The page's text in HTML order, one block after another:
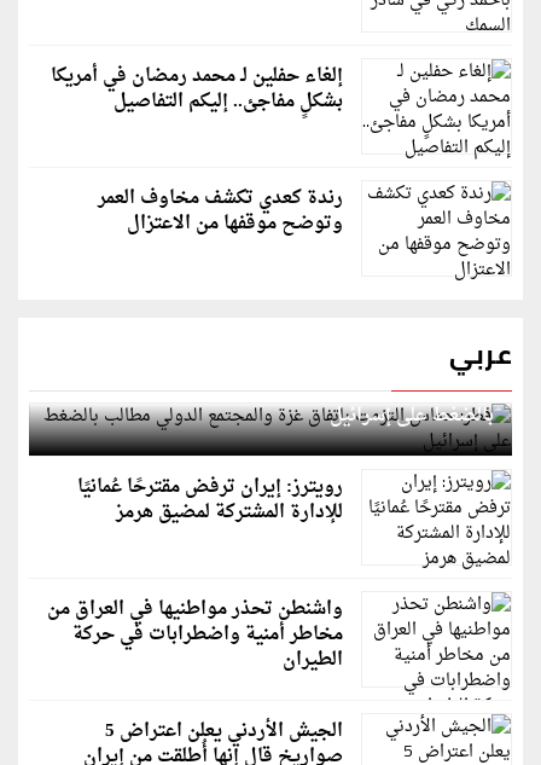
إلغاء حفلين لـ محمد رمضان في أمريكا
بشكلٍ مفاجئ.. إليكم التفاصيل
رندة كعدي تكشف مخاوف العمر
وتوضح موقفها من الاعتزال
عربي
قطر: حماس التزمت باتفاق غزة والمجتمع الدولي مطالب
بالضغط على إسرائيل
رويترز: إيران ترفض مقترحًا عُمانيًا
للإدارة المشتركة لمضيق هرمز
واشنطن تحذر مواطنيها في العراق من
مخاطر أمنية واضطرابات في حركة
الطيران
الجيش الأردني يعلن اعتراض 5
صواريخ قال إنها أُطلقت من إيران